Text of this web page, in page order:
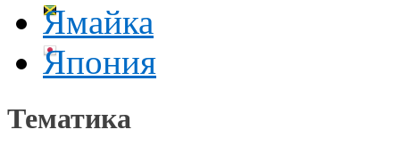
Ямайка
Япония
Тематика